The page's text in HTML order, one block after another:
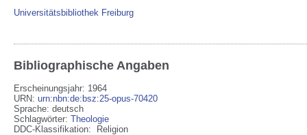
Universitätsbibliothek Freiburg
Bibliographische Angaben
Erscheinungsjahr: 1964
URN: urn:nbn:de:bsz:25-opus-70420
Sprache: deutsch
Schlagwörter: Theologie
DDC-Klassifikation:
Religion